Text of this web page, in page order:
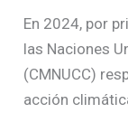
En 2024, por
las Naciones
(CMNUCC)
acción